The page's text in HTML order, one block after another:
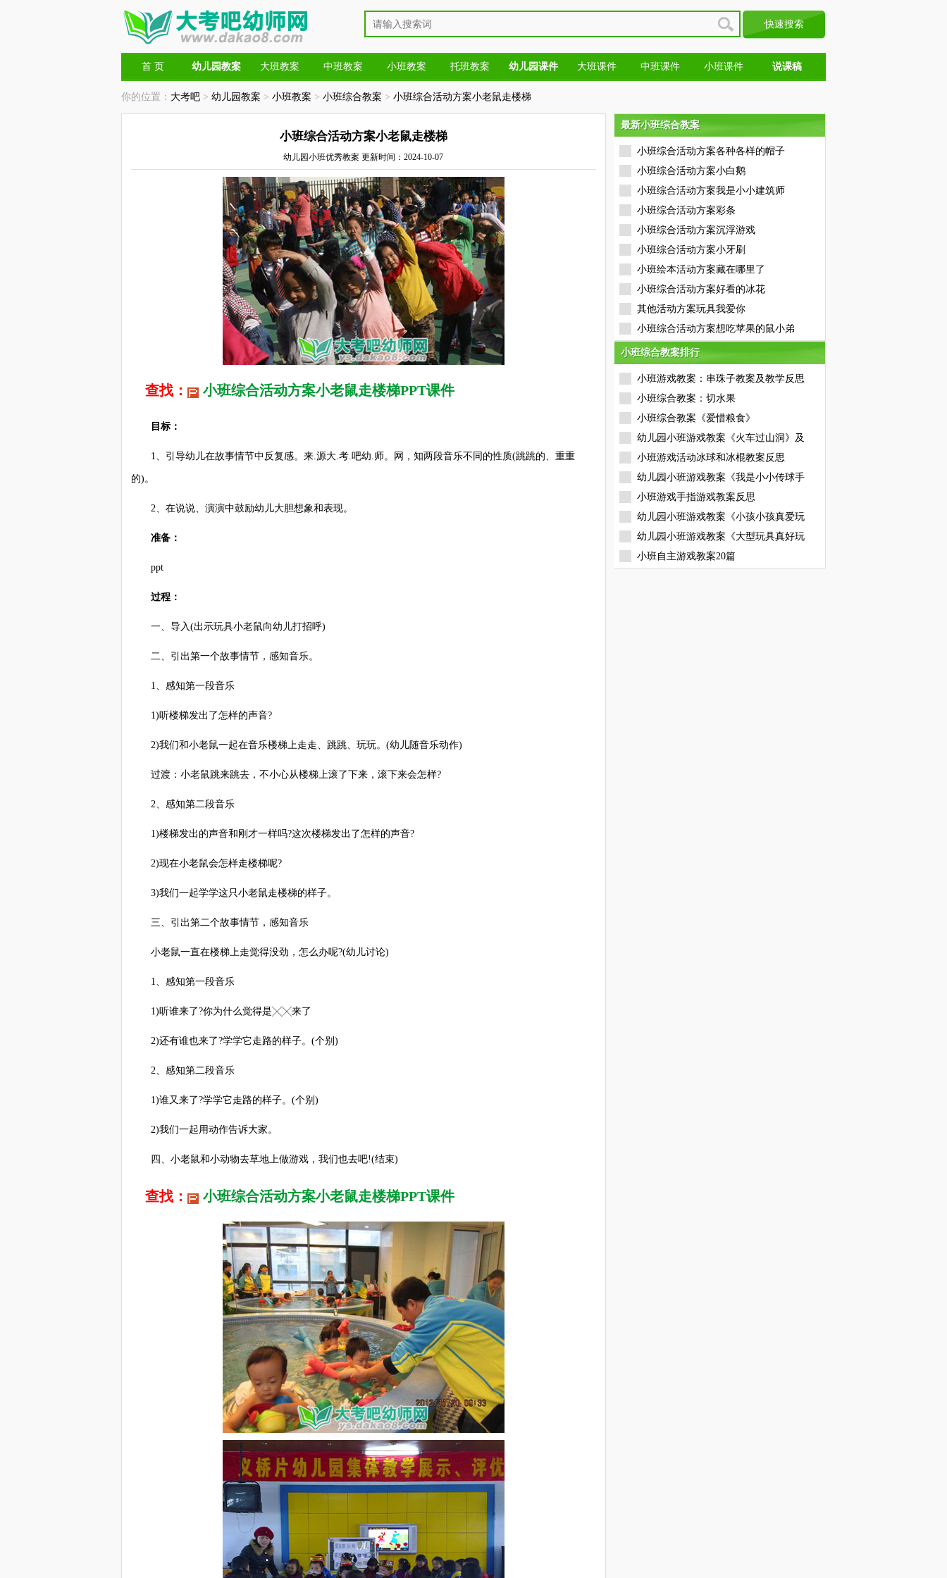
首 页 幼儿园教案 大班教案 中班教案 小班教案 托班教案 幼儿园课件 大班课件 中班课件 小班课件 说课稿
你的位置： 大考吧 > 幼儿园教案 > 小班教案 > 小班综合教案 > 小班综合活动方案小老鼠走楼梯
小班综合活动方案小老鼠走楼梯
幼儿园小班优秀教案 更新时间：2024-10-07
查找： 小班综合活动方案小老鼠走楼梯PPT课件
目标：
1、引导幼儿在故事情节中反复感。来.源大.考.吧幼.师。网，知两段音乐不同的性质(跳跳的、重重
的)。
2、在说说、演演中鼓励幼儿大胆想象和表现。
准备：
ppt
过程：
一、导入(出示玩具小老鼠向幼儿打招呼)
二、引出第一个故事情节，感知音乐。
1、感知第一段音乐
1)听楼梯发出了怎样的声音?
2)我们和小老鼠一起在音乐楼梯上走走、跳跳、玩玩。(幼儿随音乐动作)
过渡：小老鼠跳来跳去，不小心从楼梯上滚了下来，滚下来会怎样?
2、感知第二段音乐
1)楼梯发出的声音和刚才一样吗?这次楼梯发出了怎样的声音?
2)现在小老鼠会怎样走楼梯呢?
3)我们一起学学这只小老鼠走楼梯的样子。
三、引出第二个故事情节，感知音乐
小老鼠一直在楼梯上走觉得没劲，怎么办呢?(幼儿讨论)
1、感知第一段音乐
1)听谁来了?你为什么觉得是╳╳来了
2)还有谁也来了?学学它走路的样子。(个别)
2、感知第二段音乐
1)谁又来了?学学它走路的样子。(个别)
2)我们一起用动作告诉大家。
四、小老鼠和小动物去草地上做游戏，我们也去吧!(结束)
查找： 小班综合活动方案小老鼠走楼梯PPT课件
最新小班综合教案
最新小班综合教案
小班综合活动方案各种各样的帽子
小班综合活动方案小白鹅
小班综合活动方案我是小小建筑师
小班综合活动方案彩条
小班综合活动方案沉浮游戏
小班综合活动方案小牙刷
小班绘本活动方案藏在哪里了
小班综合活动方案好看的冰花
其他活动方案玩具我爱你
小班综合活动方案想吃苹果的鼠小弟
小班综合教案排行
小班综合教案排行
小班游戏教案：串珠子教案及教学反思
小班综合教案：切水果
小班综合教案《爱惜粮食》
幼儿园小班游戏教案《火车过山洞》及
小班游戏活动冰球和冰棍教案反思
幼儿园小班游戏教案《我是小小传球手
小班游戏手指游戏教案反思
幼儿园小班游戏教案《小孩小孩真爱玩
幼儿园小班游戏教案《大型玩具真好玩
小班自主游戏教案20篇